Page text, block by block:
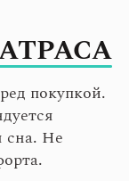
покупкой.
сна. Не